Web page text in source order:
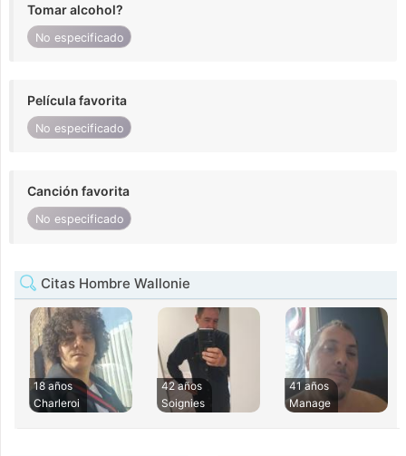
Tomar alcohol?
No especificado
Película favorita
No especificado
Canción favorita
No especificado
Citas Hombre Wallonie
18 años
Charleroi
42 años
Soignies
41 años
Manage